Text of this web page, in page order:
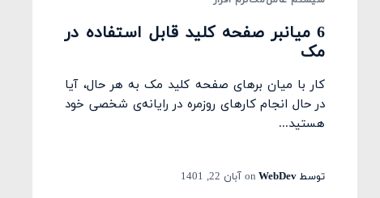
6 میانبر صفحه کلید قابل استفاده در
مک
کار با میان برهای صفحه کلید مک به هر حال، آیا
در حال انجام کارهای روزمره در رایانه‌ی شخصی خود
هستید...
توسطWebDev
on آبان 22, 1401